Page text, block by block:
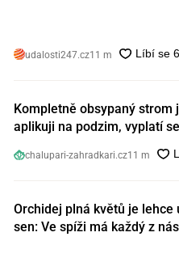
udalosti247.cz11 m
Kompletně obsypaný strom
aplikuji na podzim, vyplatí
chalupari-zahradkari.cz11 m
Orchidej plná květů je lehce
sen: Ve spíži má každý z